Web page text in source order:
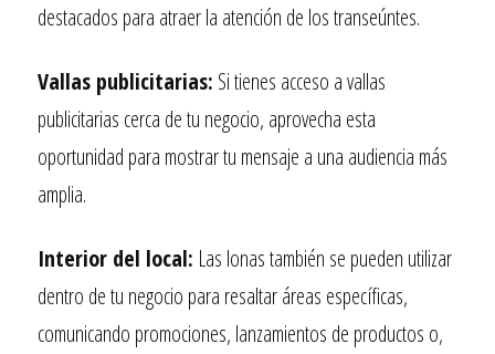
destacados para atraer la atención de los transeúntes.
Vallas publicitarias: Si tienes acceso a vallas
publicitarias cerca de tu negocio, aprovecha esta
oportunidad para mostrar tu mensaje a una audiencia más
amplia.
Interior del local: Las lonas también se pueden utilizar
dentro de tu negocio para resaltar áreas específicas,
comunicando promociones, lanzamientos de productos o,